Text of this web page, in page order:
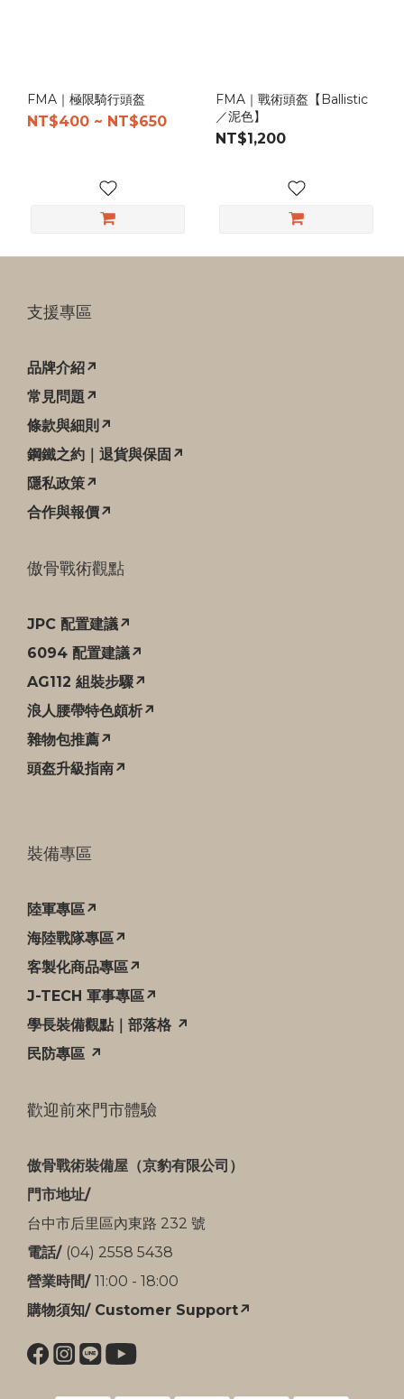
FMA｜極限騎行頭盔
NT$400 ~ NT$650
FMA｜戰術頭盔【Ballistic
／泥色】
NT$1,200
支援專區
品牌介紹↗
常見問題↗
條款與細則↗
鋼鐵之約｜退貨與保固↗
隱私政策↗
合作與報價↗
傲骨戰術觀點
JPC 配置建議↗
6094 配置建議↗
AG112 組裝步驟↗
浪人腰帶特色頗析↗
雜物包推薦↗
頭盔升級指南↗
裝備專區
陸軍專區↗
海陸戰隊專區↗
客製化商品專區↗
J-TECH 軍事專區↗
學長裝備觀點｜部落格 ↗
民防專區 ↗
歡迎前來門市體驗
傲骨戰術裝備屋（京豹有限公司）
門市地址/
台中市后里區內東路 232 號
電話/ (04) 2558 5438
營業時間/ 11:00 - 18:00
購物須知/ Customer Support↗